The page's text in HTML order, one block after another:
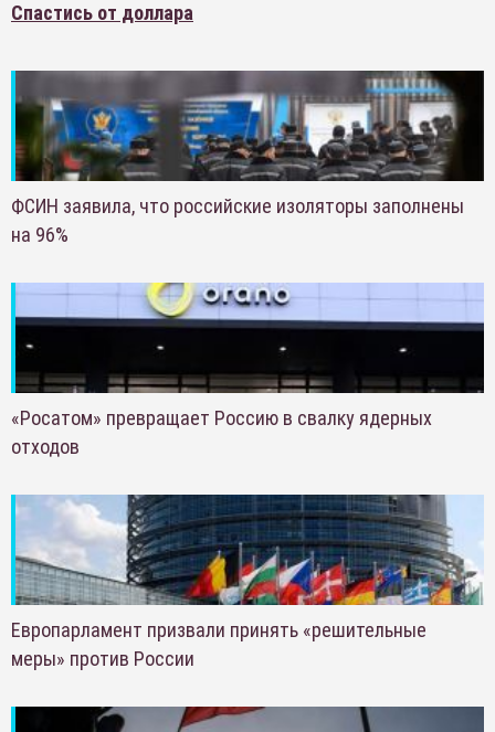
Спастись от доллара
ФСИН заявила, что российские изоляторы заполнены
на 96%
«Росатом» превращает Россию в свалку ядерных
отходов
Европарламент призвали принять «решительные
меры» против России